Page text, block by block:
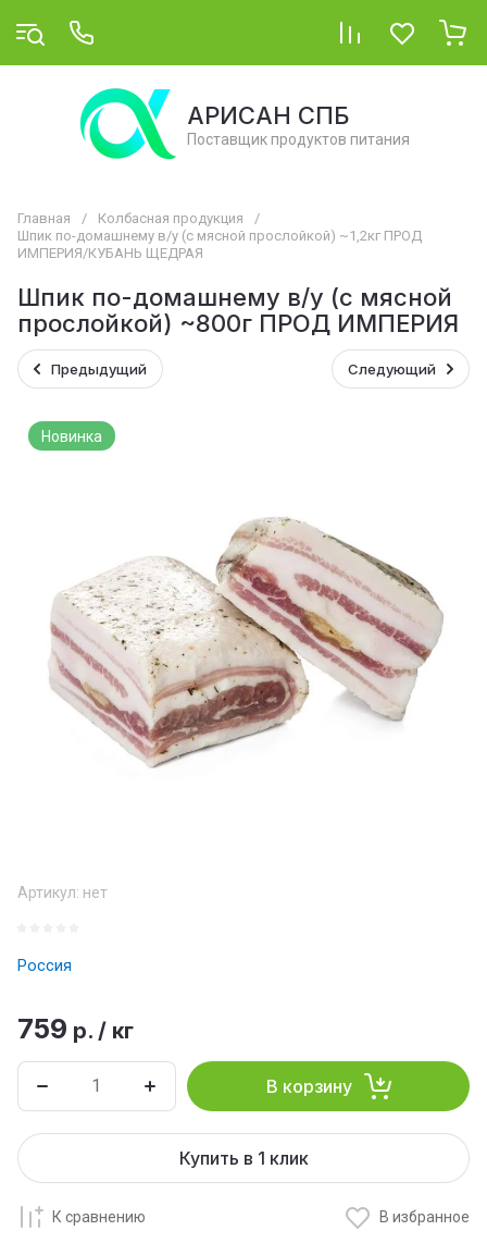
АРИСАН СПБ
Поставщик продуктов питания
Главная / Колбасная продукция
/
Шпик по-домашнему в/у (с мясной прослойкой) ~1,2кг ПРОД
ИМПЕРИЯ/КУБАНЬ ЩЕДРАЯ
Шпик по-домашнему в/у (с мясной
прослойкой) ~800г ПРОД ИМПЕРИЯ
Предыдущий Следующий
Новинка
Артикул: нет
Россия
759 р. / кг
В корзину
Купить в 1 клик
К сравнению В избранное